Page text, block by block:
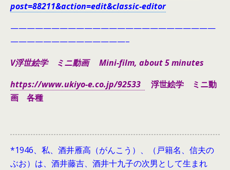
post=88211&action=edit&classic-editor
—————————————————————————
——————————————–
V浮世絵学 ミニ動画 Mini-film, about 5 minutes
https://www.ukiyo-e.co.jp/92533
浮世絵学 ミニ動
画 各種
*1946、 私、酒井雁高（がんこう）、（戸籍名、信夫の
ぶお）は、酒井藤吉、酒井十九子の次男として生まれ